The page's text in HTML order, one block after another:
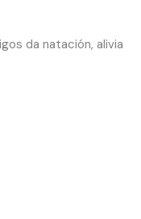
da natación, alivia